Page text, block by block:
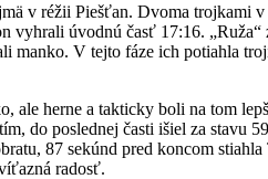
v réžii Piešťan. Dvoma
vyhrali úvodnú časť 17:16.
V tejto fáze ich potiahla
ale herne a takticky boli na tom
do poslednej časti išiel za stavu
87 sekúnd pred koncom
radosť.